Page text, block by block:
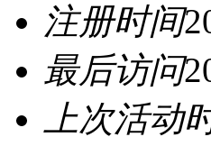
注册时间
最后访问
上次活动